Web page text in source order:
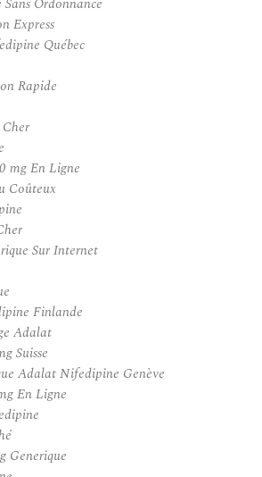
Express
Québec
Rapide
mg En Ligne
Coûteux
Sur Internet
Finlande
Adalat
Suisse
Adalat Nifedipine Genève
En Ligne
Generique